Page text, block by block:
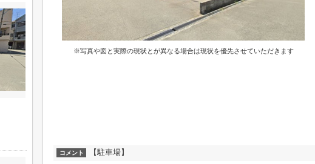
※写真や図と実際の現状とが異なる場合は現状を優先させていただきます
コメント 【駐車場】